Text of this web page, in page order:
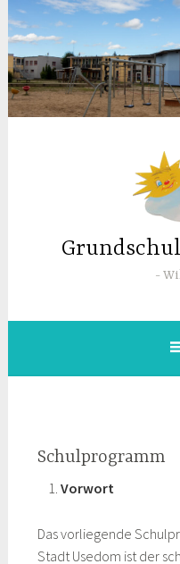
Zum
Inhalt
springen
Schulprogramm
Vorwort
Das vorliegende
Stadt Usedom ist der